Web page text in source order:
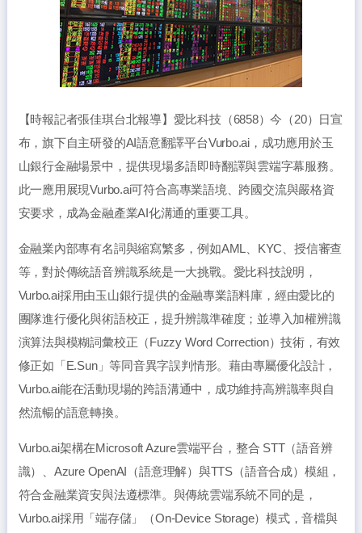
【時報記者張佳琪台北報導】愛比科技（6858）今（20）日宣
布，旗下自主研發的AI語意翻譯平台Vurbo.ai，成功應用於玉
山銀行金融場景中，提供現場多語即時翻譯與雲端字幕服務。
此一應用展現Vurbo.ai可符合高專業語境、跨國交流與嚴格資
安要求，成為金融產業AI化溝通的重要工具。
金融業內部專有名詞與縮寫繁多，例如AML、KYC、授信審查
等，對於傳統語音辨識系統是一大挑戰。愛比科技說明，
Vurbo.ai採用由玉山銀行提供的金融專業語料庫，經由愛比的
團隊進行優化與術語校正，提升辨識準確度；並導入加權辨識
演算法與模糊詞彙校正（Fuzzy Word Correction）技術，有效
修正如「E.Sun」等同音異字誤判情形。藉由專屬優化設計，
Vurbo.ai能在活動現場的跨語溝通中，成功維持高辨識率與自
然流暢的語意轉換。
Vurbo.ai架構在Microsoft Azure雲端平台，整合 STT（語音辨
識）、Azure OpenAI（語意理解）與TTS（語音合成）模組，
符合金融業資安與法遵標準。與傳統雲端系統不同的是，
Vurbo.ai採用「端存儲」（On-Device Storage）模式，音檔與